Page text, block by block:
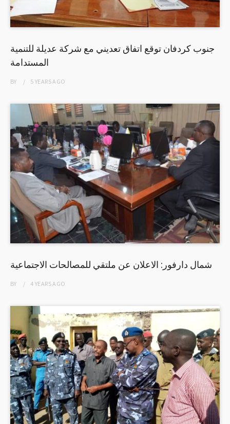
جنوب كردفان توقع اتفاق تعديني مع شركة عديلة للتنمية
المستدامة
BY 5 YEARSAGO
شمال دارفور: الاعلان عن ملتقي للمصالحات الاجتماعية
BY 4 YEARSAGO